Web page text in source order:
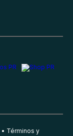
Términos y